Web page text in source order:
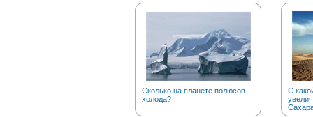
Сколько на планете полюсов
холода?
С